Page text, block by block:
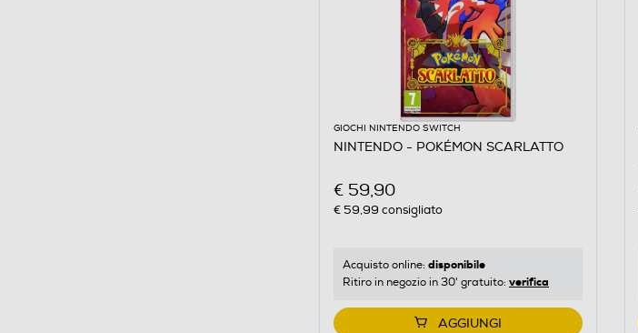
GIOCHI NINTENDO SWITCH
NINTENDO - POKÉMON SCARLATTO
€ 59,90
€ 59,99 consigliato
Acquisto online: disponibile
Ritiro in negozio in 30' gratuito: verifica
AGGIUNGI